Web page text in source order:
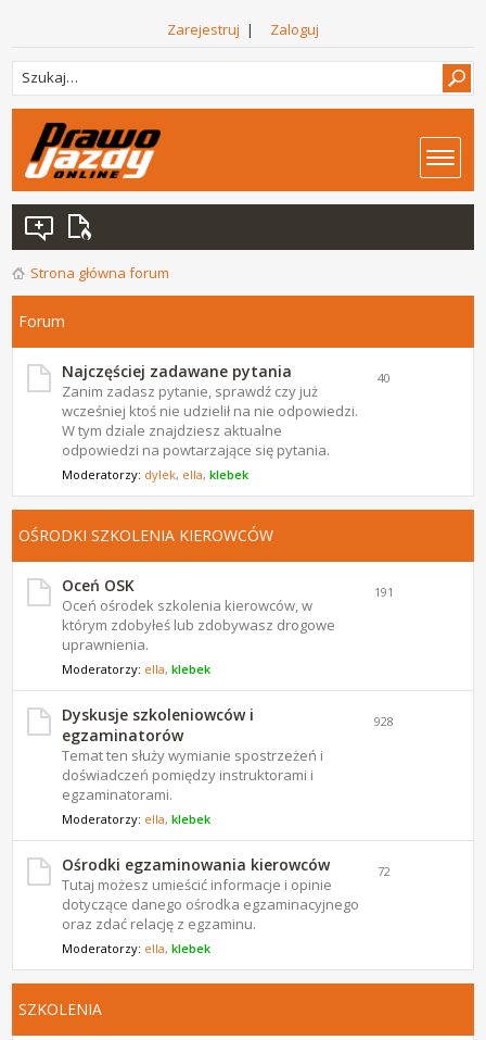
Zarejestruj | Zaloguj
Strona główna forum
Forum
Najczęściej zadawane pytania
Zanim zadasz pytanie, sprawdź czy już
wcześniej ktoś nie udzielił na nie odpowiedzi.
W tym dziale znajdziesz aktualne
odpowiedzi na powtarzające się pytania.
Moderatorzy: dylek, ella,klebek
40
OŚRODKI SZKOLENIA KIEROWCÓW
Oceń OSK
Oceń ośrodek szkolenia kierowców, w
którym zdobyłeś lub zdobywasz drogowe
uprawnienia.
Moderatorzy: ella,klebek
191
Dyskusje szkoleniowców i
egzaminatorów
Temat ten służy wymianie spostrzeżeń i
doświadczeń pomiędzy instruktorami i
egzaminatorami.
Moderatorzy: ella,klebek
928
Ośrodki egzaminowania kierowców
Tutaj możesz umieścić informacje i opinie
dotyczące danego ośrodka egzaminacyjnego
oraz zdać relację z egzaminu.
Moderatorzy: ella,klebek
72
SZKOLENIA